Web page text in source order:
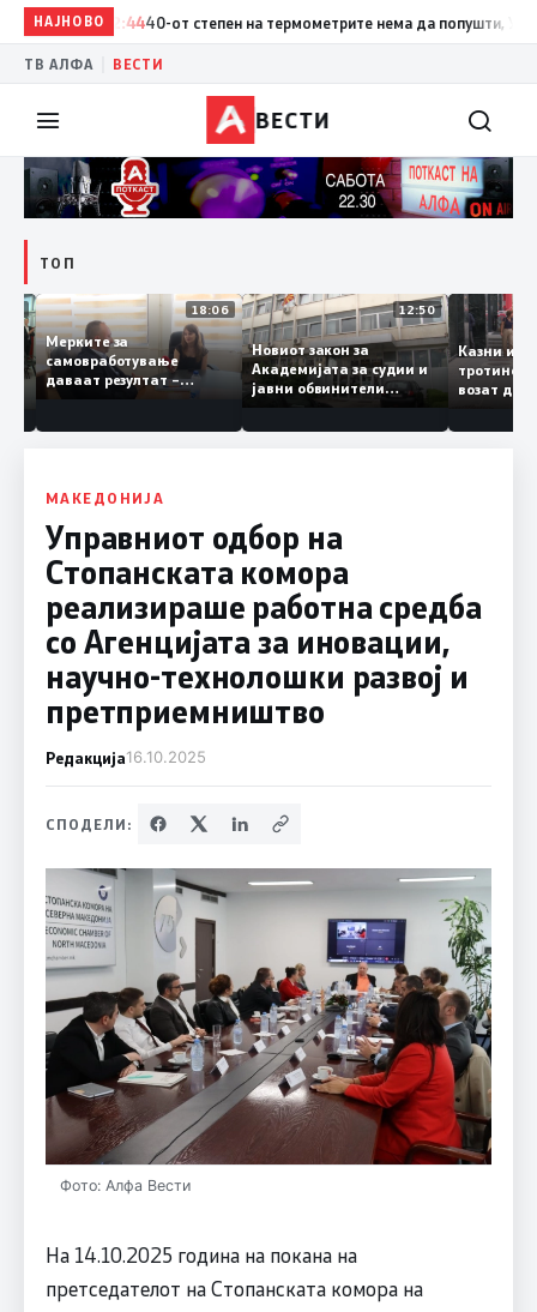
НАЈНОВО
12:44 40-от степен на термометрите нема да попушти, УХМР
ТВ АЛФА ВЕСТИ
ВЕСТИ
ТОП
12:19 18:06
Мерките за
самовработување
даваат резултат –
невработеноста на
од 11,3%
12:50
Новиот закон за
Академијата за судии и
јавни обвинители
наскоро во Собранието
Казни
возат
МАКЕДОНИЈА
Управниот одбор на
Стопанската комора
реализираше работна средба
со Агенцијата за иновации,
научно-технолошки развој и
претприемништво
Редакција16.10.2025
СПОДЕЛИ:
Фото: Алфа Вести
На 14.10.2025 година на покана на
претседателот на Стопанската комора на